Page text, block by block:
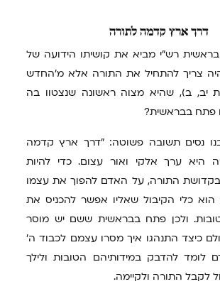
דרך ארץ קדמה לתורה
רש"י מביא את קושיתו הידועה של
צריך להתחיל את התורה אלא מ'החדש
יב, ב), שהיא מצוה ראשונה שנצטוו בה
פתח בבראשית?
נסים תשובה פשוטה: "דרך ארץ קדמה
היא ערך אלקי ואור עצום. כדי להיות
בקדושת התורה, על האדם להפוך את עצמו
הוא כלי הקיבול שאליו אפשר להכניס את
ולכן פתח בבראשית ששם יש מוסר
כיצד התנהגו איך מסרו עצמם לכבוד ה'
לומד להדבק במידותיהם הטובות ולילך
לקבל התורה ולקיימה.